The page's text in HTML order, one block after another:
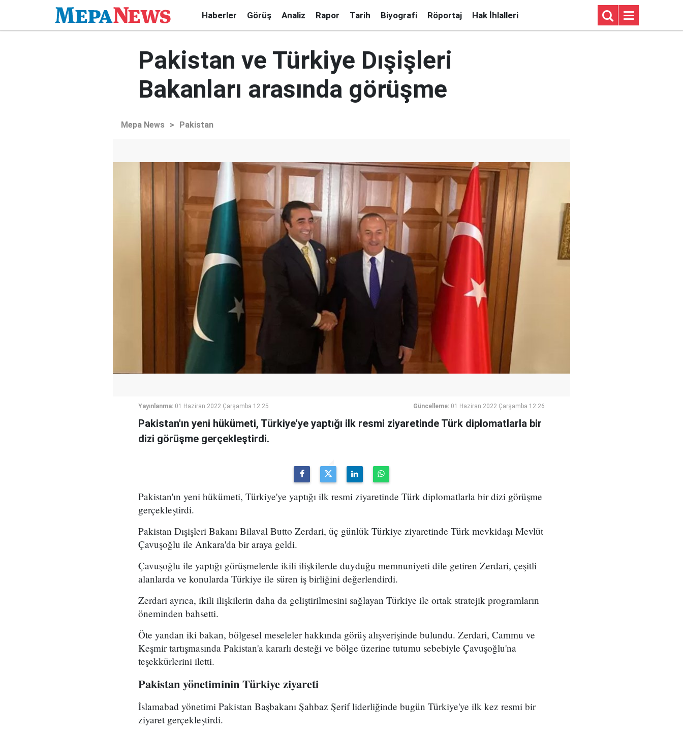
Haberler Görüş Analiz Rapor Tarih Biyografi Röportaj Hak İhlalleri
Pakistan ve Türkiye Dışişleri
Bakanları arasında görüşme
Mepa News > Pakistan
Yayınlanma: 01 Haziran 2022 Çarşamba 12:25 Güncelleme: 01 Haziran 2022 Çarşamba 12:26
Pakistan'ın yeni hükümeti, Türkiye'ye yaptığı ilk resmi ziyaretinde Türk diplomatlarla bir
dizi görüşme gerçekleştirdi.
Pakistan'ın yeni hükümeti, Türkiye'ye yaptığı ilk resmi ziyaretinde Türk diplomatlarla bir dizi görüşme
gerçekleştirdi.
Pakistan Dışişleri Bakanı Bilaval Butto Zerdari, üç günlük Türkiye ziyaretinde Türk mevkidaşı Mevlüt
Çavuşoğlu ile Ankara'da bir araya geldi.
Çavuşoğlu ile yaptığı görüşmelerde ikili ilişkilerde duyduğu memnuniyeti dile getiren Zerdari, çeşitli
alanlarda ve konularda Türkiye ile süren iş birliğini değerlendirdi.
Zerdari ayrıca, ikili ilişkilerin daha da geliştirilmesini sağlayan Türkiye ile ortak stratejik programların
öneminden bahsetti.
Öte yandan iki bakan, bölgesel meseleler hakkında görüş alışverişinde bulundu. Zerdari, Cammu ve
Keşmir tartışmasında Pakistan'a kararlı desteği ve bölge üzerine tutumu sebebiyle Çavuşoğlu'na
teşekkürlerini iletti.
Pakistan yönetiminin Türkiye ziyareti
İslamabad yönetimi Pakistan Başbakanı Şahbaz Şerif liderliğinde bugün Türkiye'ye ilk kez resmi bir
ziyaret gerçekleştirdi.